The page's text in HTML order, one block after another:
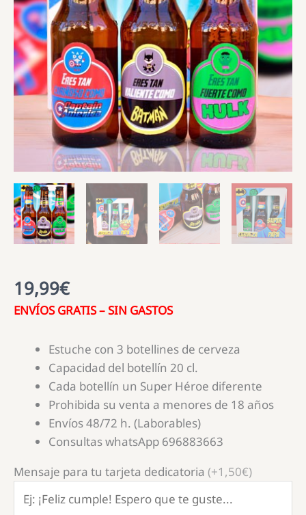
19,99€
ENVÍOS GRATIS – SIN GASTOS
Estuche con 3 botellines de cerveza
Capacidad del botellín 20 cl.
Cada botellín un Super Héroe diferente
Prohibida su venta a menores de 18 años
Envíos 48/72 h. (Laborables)
Consultas whatsApp 696883663
Mensaje para tu tarjeta dedicatoria (+1,50€)